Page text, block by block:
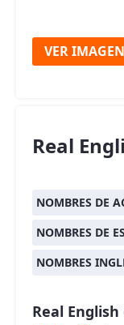
VER
Real
NOMBRES DE
NOMBRES DE
NOMBRES
Real English